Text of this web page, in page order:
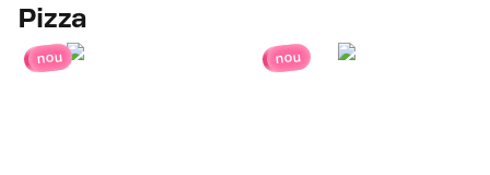
Pizza
nou nou